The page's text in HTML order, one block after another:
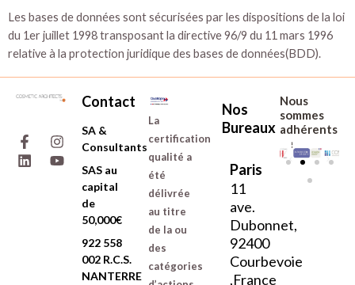
Les bases de données sont sécurisées par les dispositions de la loi
du 1er juillet 1998 transposant la directive 96/9 du 11 mars 1996
relative à la protection juridique des bases de données(BDD).
a
c
e
n
s
i
n
k
o
u
Contact
SA &
Consultants
SAS au
capital
de
50,000€
922 558
002 R.C.S.
NANTERRE
La
certification
qualité a
été
délivrée
au titre
de la ou
des
catégories
Nos
Bureaux
Paris
11
ave.
Dubonnet,
92400
Courbevoie
,France
Nous
sommes
adhérents
de :